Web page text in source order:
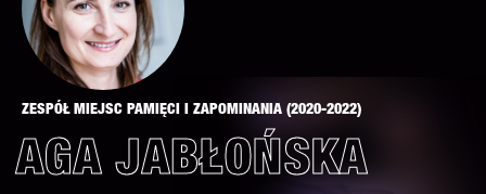
ZESPÓŁ MIEJSC PAMIĘCI I ZAPOMINANIA (2020-2022)
AGA JABŁOŃSKA